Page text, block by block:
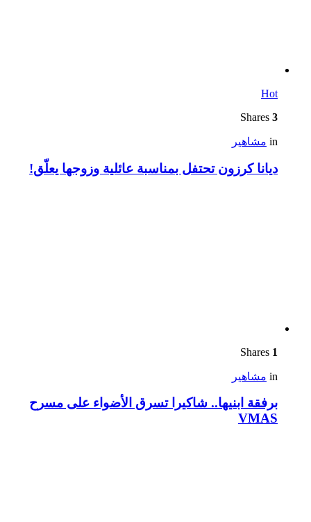
Hot
3
in مشاهير
ديانا كرزون تحتفل بمناسبة عائلية وزوجها يعلّق!
1
in مشاهير
برفقة ابنيها.. شاكيرا تسرق الأضواء على مسرح
VMAS